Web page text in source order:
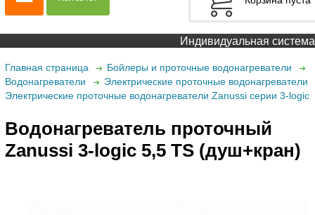
Индивидуальная система
Главная страница
Бойлеры и проточные водонагреватели
Водонагреватели
Электрические проточные водонагреватели
Электрические проточные водонагреватели Zanussi серии 3-logic
Водонагреватель проточный
Zanussi 3-logic 5,5 TS (душ+кран)